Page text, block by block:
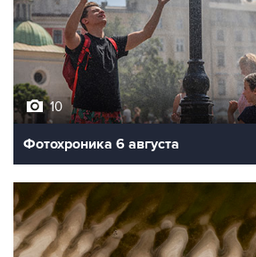
10
Фотохроника 6 августа